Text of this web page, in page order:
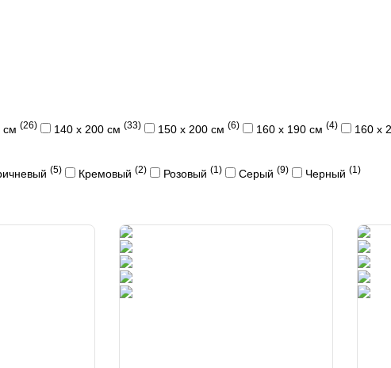
см (26) 140 х 200 см (33) 150 х 200 см (6) 160 х 190 см (4) 160 х
(5) Кремовый (2) Розовый (1) Серый (9) Черный (1)